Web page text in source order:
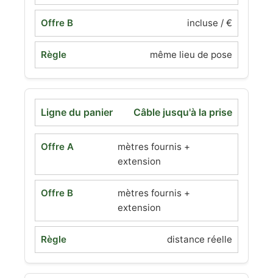
incluse / €
même lieu de pose
Câble jusqu'à la prise
mètres fournis +
extension
mètres fournis +
extension
distance réelle